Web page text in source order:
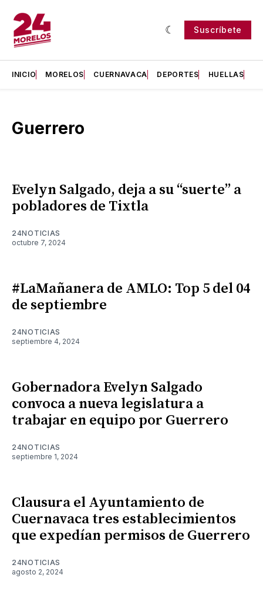
Suscríbete
INICIO MORELOS CUERNAVACA DEPORTES HUELLAS
Guerrero
Evelyn Salgado, deja a su “suerte” a
pobladores de Tixtla
24NOTICIAS
octubre 7, 2024
#LaMañanera de AMLO: Top 5 del 04
de septiembre
24NOTICIAS
septiembre 4, 2024
Gobernadora Evelyn Salgado
convoca a nueva legislatura a
trabajar en equipo por Guerrero
24NOTICIAS
septiembre 1, 2024
Clausura el Ayuntamiento de
Cuernavaca tres establecimientos
que expedían permisos de Guerrero
24NOTICIAS
agosto 2, 2024